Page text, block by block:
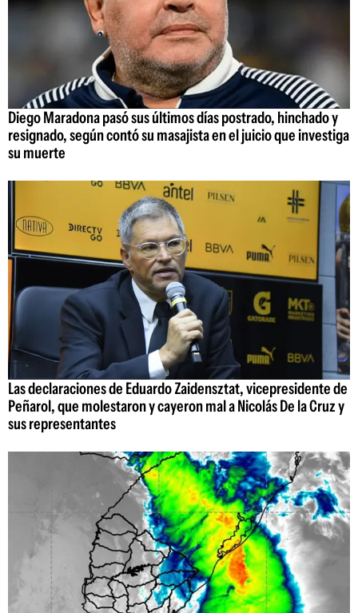
Diego Maradona pasó sus últimos días postrado, hinchado y
resignado, según contó su masajista en el juicio que investiga
su muerte
Las declaraciones de Eduardo Zaidensztat, vicepresidente de
Peñarol, que molestaron y cayeron mal a Nicolás De la Cruz y
sus representantes